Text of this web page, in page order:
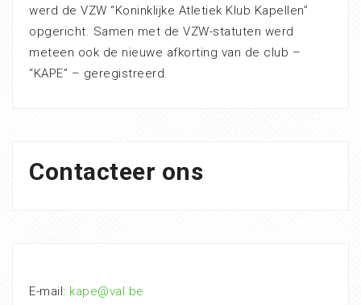
werd de VZW “Koninklijke Atletiek Klub Kapellen”
opgericht. Samen met de VZW-statuten werd
meteen ook de nieuwe afkorting van de club –
“KAPE” – geregistreerd.
Contacteer ons
E-mail: kape@val.be